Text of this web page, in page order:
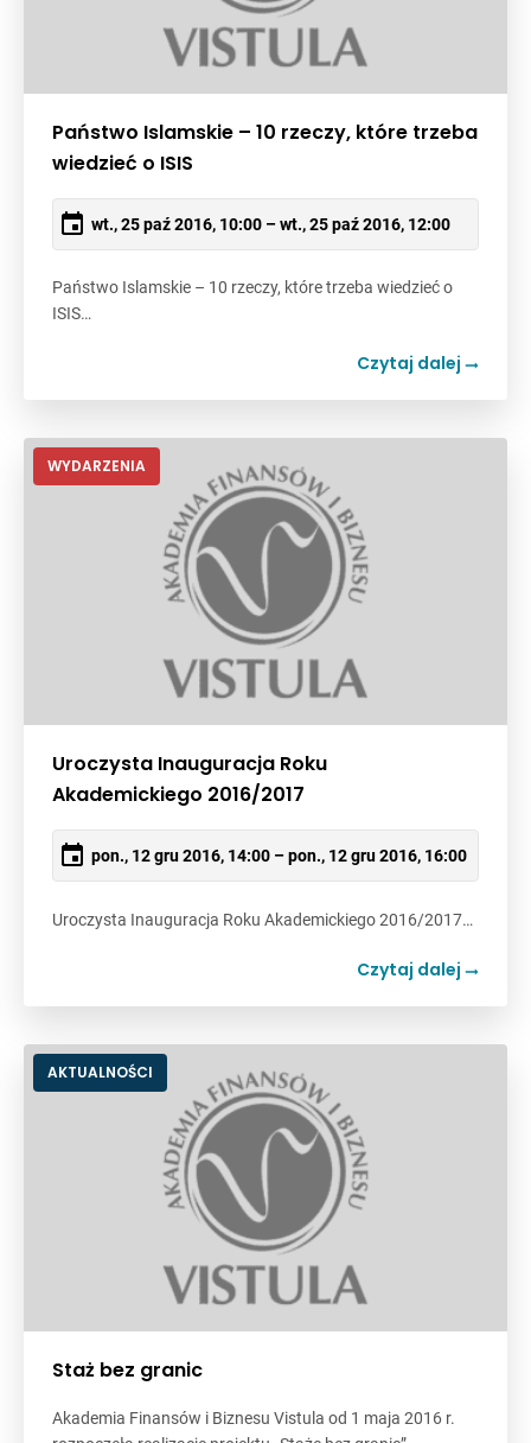
Państwo Islamskie – 10 rzeczy, które trzeba
wiedzieć o ISIS
wt., 25 paź 2016, 10:00 – wt., 25 paź 2016, 12:00
Państwo Islamskie – 10 rzeczy, które trzeba wiedzieć o
ISIS…
Czytaj dalej
WYDARZENIA
Uroczysta Inauguracja Roku
Akademickiego 2016/2017
pon., 12 gru 2016, 14:00 – pon., 12 gru 2016, 16:00
Uroczysta Inauguracja Roku Akademickiego 2016/2017…
Czytaj dalej
AKTUALNOŚCI
Staż bez granic
Akademia Finansów i Biznesu Vistula od 1 maja 2016 r.